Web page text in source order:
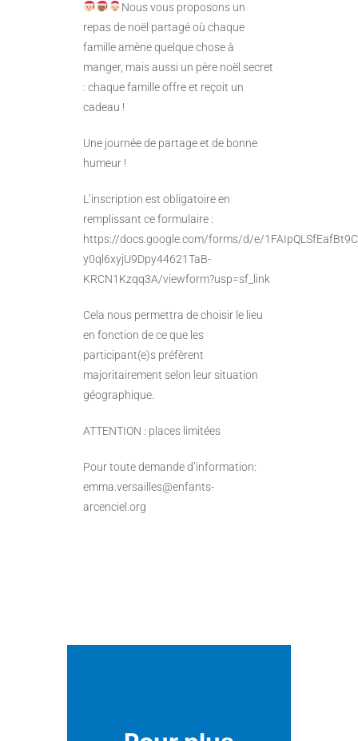
Nous vous proposons un
repas de noël partagé où chaque
famille amène quelque chose à
manger, mais aussi un père noël secret
: chaque famille offre et reçoit un
cadeau !
Une journée de partage et de bonne
humeur !
L’inscription est obligatoire en
remplissant ce formulaire :
https://docs.google.com/forms/d/e/
y0ql6xyjU9Dpy44621TaB-
KRCN1Kzqq3A/viewform?usp=sf_link
Cela nous permettra de choisir le lieu
en fonction de ce que les
participant(e)s préfèrent
majoritairement selon leur situation
géographique.
ATTENTION : places limitées
Pour toute demande d’information:
emma.versailles@enfants-
arcenciel.org